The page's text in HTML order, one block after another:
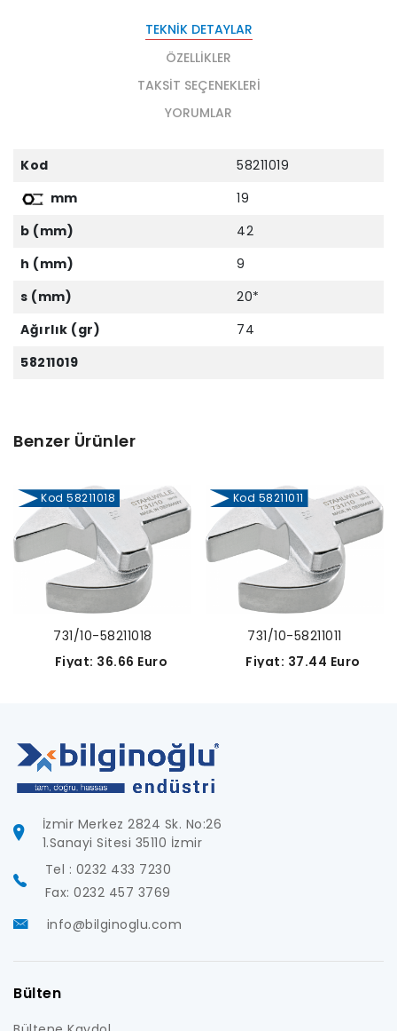
TEKNIK DETAYLAR
ÖZELLIKLER
TAKSIT SEÇENEKLERI
YORUMLAR
Kod
58211019
mm
19
b (mm)
42
h (mm)
9
s (mm)
20*
Ağırlık (gr)
74
58211019
Benzer Ürünler
Kod 58211018
731/10-58211018
Fiyat: 36.66 Euro
Kod 58211011
731/10-58211011
Fiyat: 37.44 Euro
İzmir Merkez 2824 Sk. No:26
1.Sanayi Sitesi 35110 İzmir
Tel : 0232 433 7230
Fax: 0232 457 3769
info@bilginoglu.com
Bülten